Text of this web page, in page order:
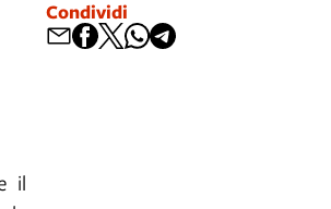
il
Condividi